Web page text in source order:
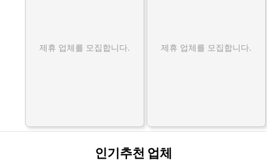
제휴 업체를 모집합니다. 제휴 업체를 모집합니다.
인기추천 업체